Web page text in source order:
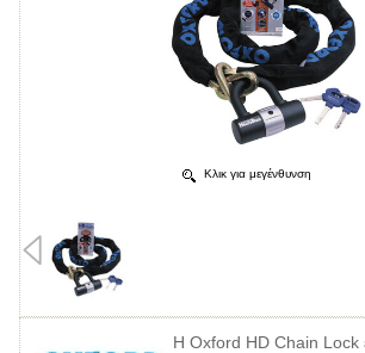
Κλικ για μεγένθυνση
Η Oxford HD Chain Lock